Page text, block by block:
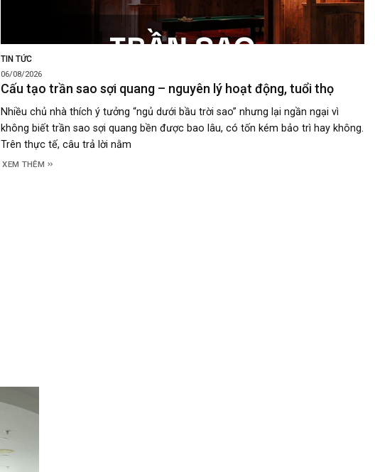
TIN TỨC
06/08/2026
Cấu tạo trần sao sợi quang – nguyên lý hoạt động, tuổi thọ
Nhiều chủ nhà thích ý tưởng “ngủ dưới bầu trời sao” nhưng lại ngần ngại vì
không biết trần sao sợi quang bền được bao lâu, có tốn kém bảo trì hay không.
Trên thực tế, câu trả lời nằm
XEM THÊM